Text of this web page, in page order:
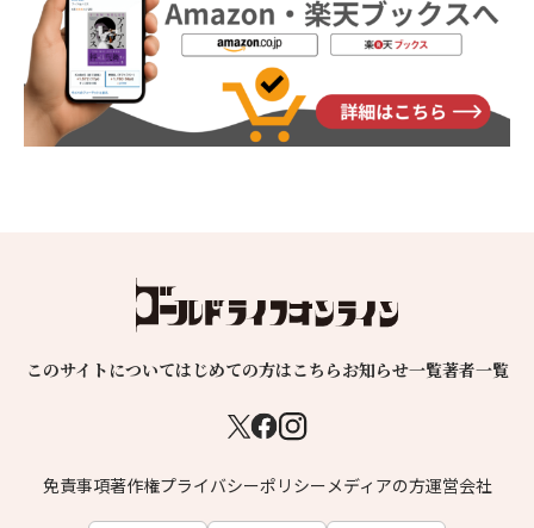
このサイトについてはじめての方はこちらお知らせ一覧著者一覧
免責事項著作権プライバシーポリシー メディアの方運営会社